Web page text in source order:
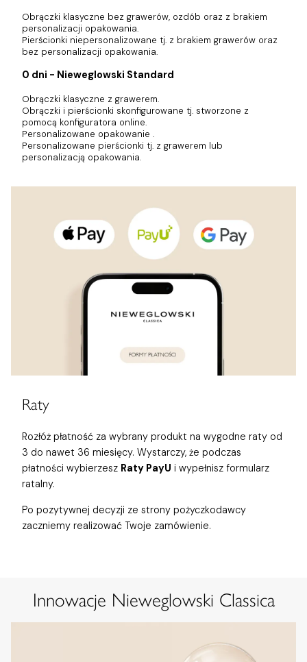
Obrączki klasyczne bez grawerów, ozdób oraz z brakiem
personalizacji opakowania.
Pierścionki niepersonalizowane tj. z brakiem grawerów oraz
bez personalizacji opakowania.
0 dni - Nieweglowski Standard
Obrączki klasyczne z grawerem.
Obrączki i pierścionki skonfigurowane tj. stworzone z
pomocą konfiguratora online.
Personalizowane opakowanie .
Personalizowane pierścionki tj. z grawerem lub
personalizacją opakowania.
Raty
Rozłóż płatność za wybrany produkt na wygodne raty od
3 do nawet 36 miesięcy. Wystarczy, że podczas
płatności wybierzesz Raty PayU i wypełnisz formularz
ratalny.
Po pozytywnej decyzji ze strony pożyczkodawcy
zaczniemy realizować Twoje zamówienie.
Innowacje Nieweglowski Classica